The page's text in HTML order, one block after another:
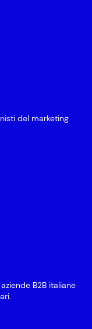
del marketing
B2B italiane